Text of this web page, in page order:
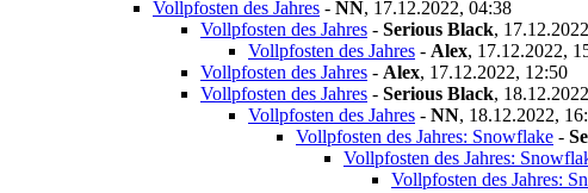
Vollpfosten des Jahres - NN, 17.12.2022, 04:38
Vollpfosten des Jahres - Serious Black,
Vollpfosten des Jahres - Alex, 17.12.2022,
Vollpfosten des Jahres - Alex, 17.12.2022, 12:50
Vollpfosten des Jahres - Serious Black,
Vollpfosten des Jahres - NN, 18.12.2022,
Vollpfosten des Jahres: Snowflake -
Vollpfosten des Jahres:
Vollpfosten des Jahres: